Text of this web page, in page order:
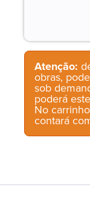
Atenção:
obras,
sob
poderá
No
contará